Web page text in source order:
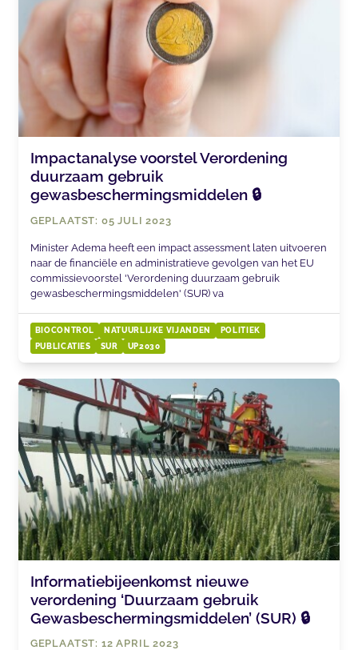
Impactanalyse voorstel Verordening
duurzaam gebruik
gewasbeschermingsmiddelen 🔒
GEPLAATST: 05 JULI 2023
Minister Adema heeft een impact assessment laten uitvoeren
naar de financiële en administratieve gevolgen van het EU
commissievoorstel 'Verordening duurzaam gebruik
gewasbeschermingsmiddelen' (SUR) va
BIOCONTROL NATUURLIJKE VIJANDEN
POLITIEK
PUBLICATIES
SUR UP2030
Informatiebijeenkomst nieuwe
verordening ‘Duurzaam gebruik
Gewasbeschermingsmiddelen’ (SUR) 🔒
GEPLAATST: 12 APRIL 2023